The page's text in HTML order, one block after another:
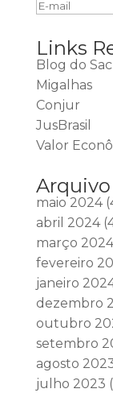
Links
Blog do
Migalhas
Conjur
JusBrasil
Valor
Arquivo
maio 2024
abril 2024
março 2024
fevereiro
janeiro
dezembro
outubro
setembro
agosto
julho 2023